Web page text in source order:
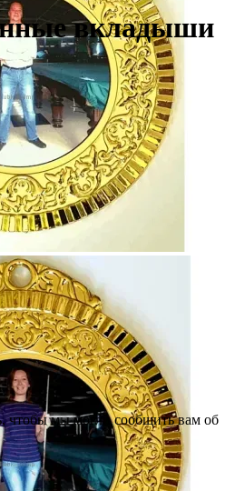
вкладыши
чтобы мы могли сообщить вам об